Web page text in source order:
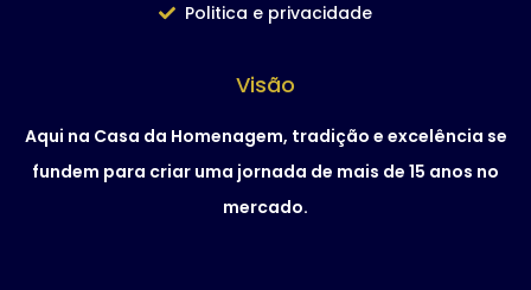
Politica e privacidade
Visão
Aqui na Casa da Homenagem, tradição e excelência se
fundem para criar uma jornada de mais de 15 anos no
mercado.